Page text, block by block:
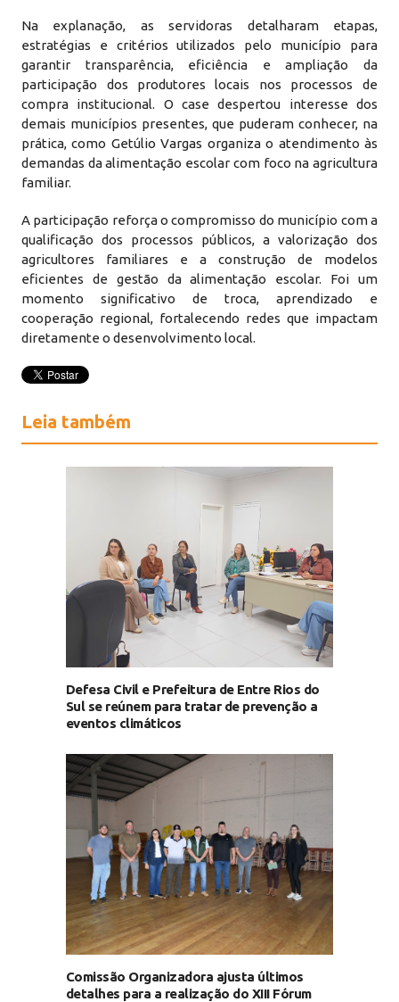
Na explanação, as servidoras detalharam etapas,
estratégias e critérios utilizados pelo município para
garantir transparência, eficiência e ampliação da
participação dos produtores locais nos processos de
compra institucional. O case despertou interesse dos
demais municípios presentes, que puderam conhecer, na
prática, como Getúlio Vargas organiza o atendimento às
demandas da alimentação escolar com foco na agricultura
familiar.
A participação reforça o compromisso do município com a
qualificação dos processos públicos, a valorização dos
agricultores familiares e a construção de modelos
eficientes de gestão da alimentação escolar. Foi um
momento significativo de troca, aprendizado e
cooperação regional, fortalecendo redes que impactam
diretamente o desenvolvimento local.
Leia também
Defesa Civil e Prefeitura de Entre Rios do
Sul se reúnem para tratar de prevenção a
eventos climáticos
Comissão Organizadora ajusta últimos
detalhes para a realização do XIII Fórum